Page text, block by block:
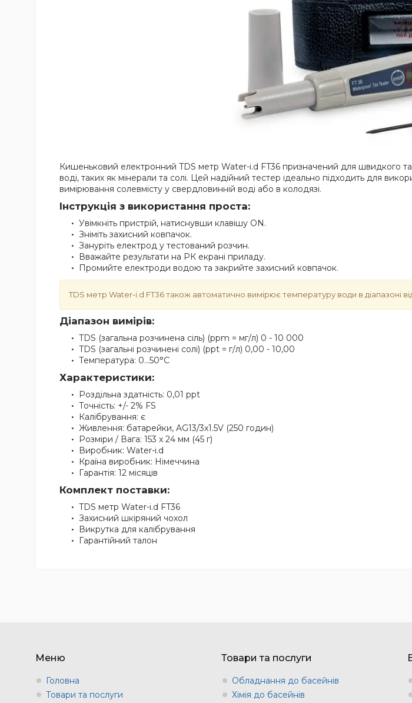
Кишеньковий електронний TDS метр Water-i.d FT36 призначений для швидкого
воді, таких як мінерали та солі. Цей надійний тестер ідеально підходить для
вимірювання солевмісту у свердловинній воді або в колодязі.
Інструкція з використання проста:
Увімкніть пристрій, натиснувши клавішу ON.
Зніміть захисний ковпачок.
Зануріть електрод у тестований розчин.
Вважайте результати на РК екрані приладу.
Промийте електроди водою та закрийте захисний ковпачок.
TDS метр Water-i.d FT36 також автоматично вимірює температуру води в діапазоні
Діапазон вимірів:
TDS (загальна розчинена сіль) (ppm = мг/л) 0 - 10 000
TDS (загальні розчинені солі) (ppt = г/л) 0,00 - 10,00
Температура: 0...50°C
Характеристики:
Роздільна здатність: 0,01 ppt
Точність: +/- 2% FS
Калібрування: є
Живлення: батарейки, AG13/3x1.5V (250 годин)
Розміри / Вага: 153 x 24 мм (45 г)
Виробник: Water-i.d
Країна виробник: Німеччина
Гарантія: 12 місяців
Комплект поставки:
TDS метр Water-i.d FT36
Захисний шкіряний чохол
Викрутка для калібрування
Гарантійний талон
Меню
Головна
Товари та послуги
Товари та послуги
Обладнання до басейнів
Хімія до басейнів